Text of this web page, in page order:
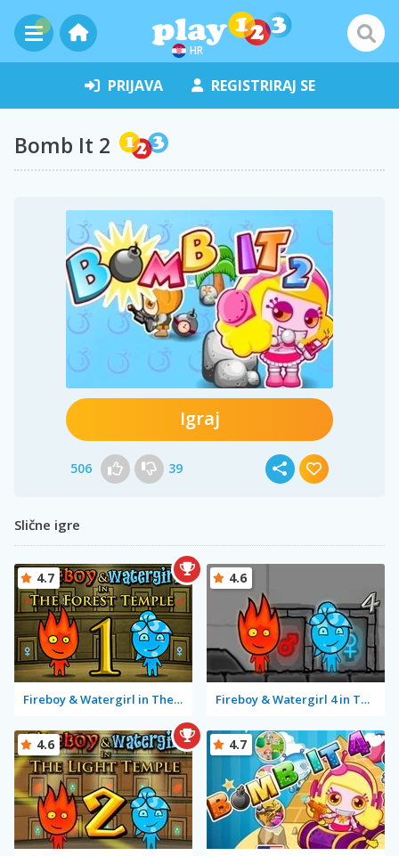
HR
PRIJAVA REGISTRIRAJ SE
Bomb It 2
Igraj
506 39
Slične igre
Fireboy & Watergirl in The Forest Temple
4.7
Fireboy & Watergirl 4 in The Crystal Temple
4.6
4.6 4.7